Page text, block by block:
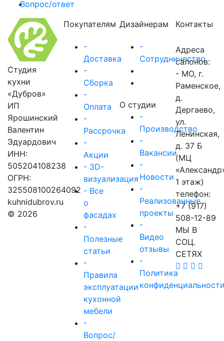
Вопрос/ответ
Студия
кухни
«Дубров»
ИП
Ярошинский
Валентин
Эдуардович
ИНН:
505204108238
ОГРН:
325508100264092
kuhnidubrov.ru
© 2026
Покупателям
-
Доставка
-
Сборка
-
Оплата
-
Рассрочка
-
Акции
- 3D-
визуализация
- Все
о
фасадах
-
Полезные
статьи
-
Правила
эксплуатации
кухонной
мебели
-
Вопрос/
Дизайнерам
-
Сотрудничество
О студии
-
Производство
-
Вакансии
-
Новости
-
Реализованные
проекты
-
Видео
отзывы
-
Политика
Контакты
Адреса
салонов:
- МО, г.
Раменское,
д.
Дергаево,
ул.
Ленинская,
д. 37 Б
(МЦ
1 этаж)
телефон:
+7 (917)
508-12-89
МЫ В
СОЦ.
СЕТЯХ